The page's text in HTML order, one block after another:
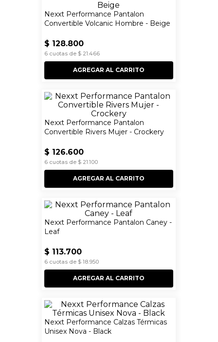
Nexxt Performance Pantalon
Convertible Volcanic Hombre - Beige
$ 128.800
6cuotas de $ 21.466
AGREGAR AL CARRITO
Nexxt Performance Pantalon
Convertible Rivers Mujer - Crockery
$ 126.600
6cuotas de $ 21.100
AGREGAR AL CARRITO
Nexxt Performance Pantalon Caney -
Leaf
$ 113.700
6cuotas de $ 18.950
AGREGAR AL CARRITO
Nexxt Performance Calzas Térmicas
Unisex Nova - Black